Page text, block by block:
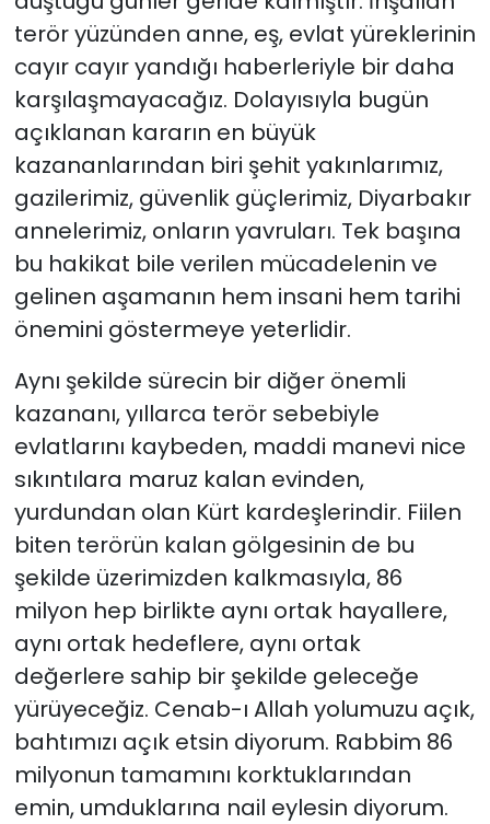
terör yüzünden anne, eş, evlat yüreklerinin
cayır cayır yandığı haberleriyle bir daha
karşılaşmayacağız. Dolayısıyla bugün
açıklanan kararın en büyük
kazananlarından biri şehit yakınlarımız,
gazilerimiz, güvenlik güçlerimiz, Diyarbakır
annelerimiz, onların yavruları. Tek başına
bu hakikat bile verilen mücadelenin ve
gelinen aşamanın hem insani hem tarihi
önemini göstermeye yeterlidir.
Aynı şekilde sürecin bir diğer önemli
kazananı, yıllarca terör sebebiyle
evlatlarını kaybeden, maddi manevi nice
sıkıntılara maruz kalan evinden,
yurdundan olan Kürt kardeşlerindir. Fiilen
biten terörün kalan gölgesinin de bu
şekilde üzerimizden kalkmasıyla, 86
milyon hep birlikte aynı ortak hayallere,
aynı ortak hedeflere, aynı ortak
değerlere sahip bir şekilde geleceğe
yürüyeceğiz. Cenab-ı Allah yolumuzu açık,
bahtımızı açık etsin diyorum. Rabbim 86
milyonun tamamını korktuklarından
emin, umduklarına nail eylesin diyorum.